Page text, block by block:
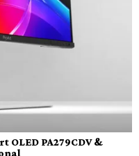
OLED PA279CDV &